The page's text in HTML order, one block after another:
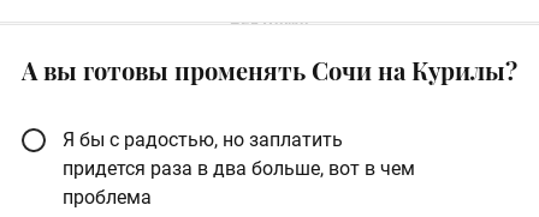
А вы готовы променять Сочи на Курилы?
Я бы с радостью, но заплатить
придется раза в два больше, вот в чем
проблема